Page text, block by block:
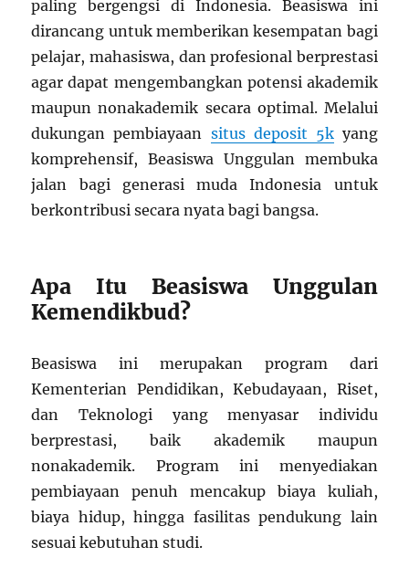
paling bergengsi di Indonesia. Beasiswa ini
dirancang untuk memberikan kesempatan bagi
pelajar, mahasiswa, dan profesional berprestasi
agar dapat mengembangkan potensi akademik
maupun nonakademik secara optimal. Melalui
dukungan pembiayaan situs deposit 5kyang
komprehensif, Beasiswa Unggulan membuka
jalan bagi generasi muda Indonesia untuk
berkontribusi secara nyata bagi bangsa.
Apa Itu Beasiswa Unggulan
Kemendikbud?
Beasiswa ini merupakan program dari
Kementerian Pendidikan, Kebudayaan, Riset,
dan Teknologi yang menyasar individu
berprestasi, baik akademik maupun
nonakademik. Program ini menyediakan
pembiayaan penuh mencakup biaya kuliah,
biaya hidup, hingga fasilitas pendukung lain
sesuai kebutuhan studi.